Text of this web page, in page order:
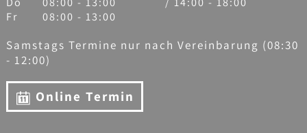
Fr
08:00 - 13:00
Samstags Termine nur nach Vereinbarung (08:30
- 12:00)
Online Termin